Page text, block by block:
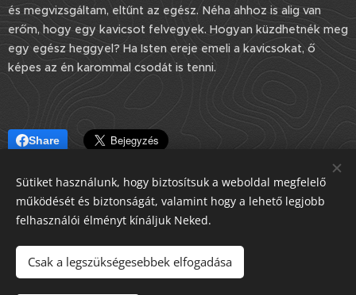
és megvizsgáltam, eltűnt az egész. Néha ahhoz is alig van
erőm, hogy egy kavicsot felvegyek. Hogyan küzdhetnék meg
egy egész heggyel? Ha Isten ereje emeli a kavicsokat, ő
képes az én karommal csodát is tenni.
Share
Sütiket használunk, hogy biztosítsuk a weboldal megfelelő
működését és biztonságát, valamint hogy a lehető legjobb
felhasználói élményt kínáljuk Neked.
Csak a legszükségesebbek elfogadása